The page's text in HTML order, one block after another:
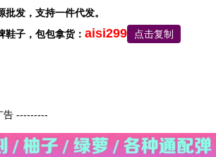
发，支持一件代发。
鞋子，包包拿货： aisi299 点击复制
告 ---------